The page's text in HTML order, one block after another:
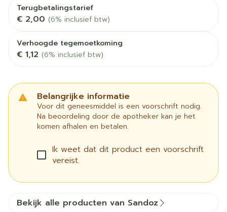
Terugbetalingstarief
€ 2,00 (6% inclusief btw)
Verhoogde tegemoetkoming
€ 1,12 (6% inclusief btw)
Belangrijke informatie
Voor dit geneesmiddel is een voorschrift nodig.
Na beoordeling door de apotheker kan je het
komen afhalen en betalen.
Ik weet dat dit product een voorschrift
vereist.
Bekijk alle producten van Sandoz